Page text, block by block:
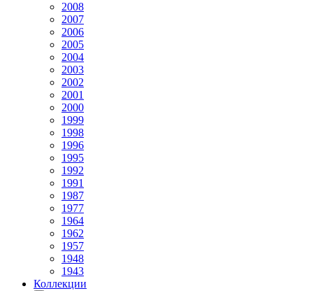
2008
2007
2006
2005
2004
2003
2002
2001
2000
1999
1998
1996
1995
1992
1991
1987
1977
1964
1962
1957
1948
1943
Коллекции